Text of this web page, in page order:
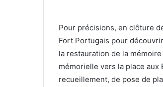
Pour précisions, en clôture
Fort Portugais pour
la restauration de la
mémorielle vers la place aux
recueillement, de pose de